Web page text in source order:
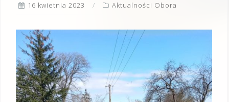
16 kwietnia 2023 Aktualności Obora